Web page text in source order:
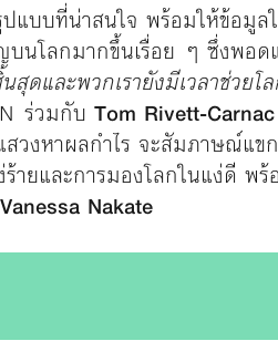
แบบที่น่าสนใจ พร้อมให้ข้อมูล
นโลกมากขึ้นเรื่อย ๆ ซึ่งพอ
สุดและพวกเรายังมีเวลาช่วยโ
ร่วมกับ Tom Rivett-Carnac
วงหาผลกำไร จะสัมภาษณ์แข
ายและการมองโลกในแง่ดี พ
Vanessa Nakate